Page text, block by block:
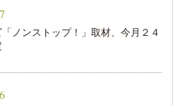
ノンストップ！」取材、今月２４